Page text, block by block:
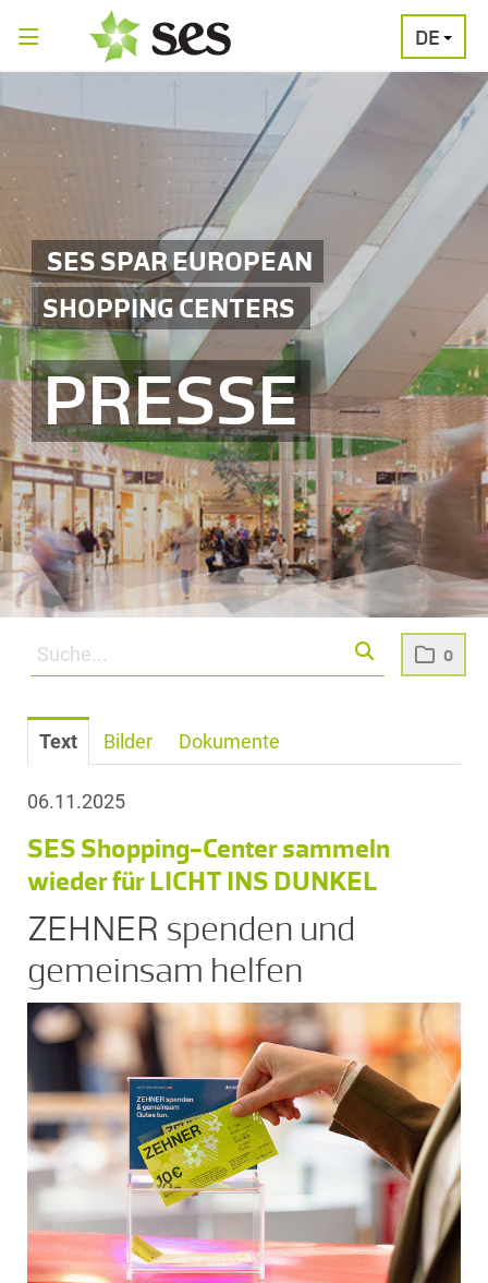
0
DE
SES SPAR EUROPEAN
SHOPPING CENTERS
PRESSE
PRESSEAUSSENDUNGEN
Text Bilder Dokumente
06.11.2025
SES Shopping-Center sammeln
wieder für LICHT INS DUNKEL
ZEHNER spenden und
gemeinsam helfen